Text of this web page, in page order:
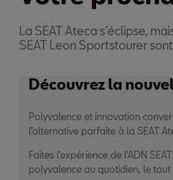
La SEAT Ateca s’éclipse,
SEAT Leon Sportstourer sont
Découvrez la
Polyvalence et innovation
l’alternative parfaite à la SEAT
Faites l’expérience de l’ADN
polyvalence au quotidien, le